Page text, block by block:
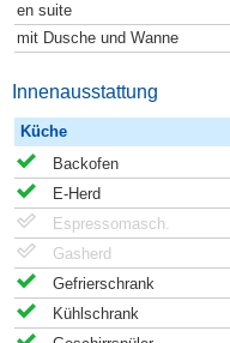
en suite
mit Dusche und Wanne
Innenausstattung
Küche
Backofen
E-Herd
Espressomasch.
Gasherd
Gefrierschrank
Kühlschrank